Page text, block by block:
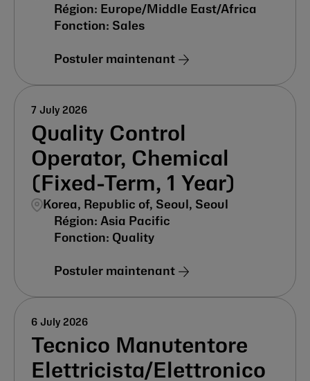
Europe/Middle East/Africa
Sales
Postuler maintenant
Quality Control
Operator, Chemical
(Fixed-Term, 1 Year)
Korea, Republic of, Seoul, Seoul
7 July 2026
Asia Pacific
Quality
Postuler maintenant
Tecnico Manutentore
Elettricista/Elettronico
6 July 2026